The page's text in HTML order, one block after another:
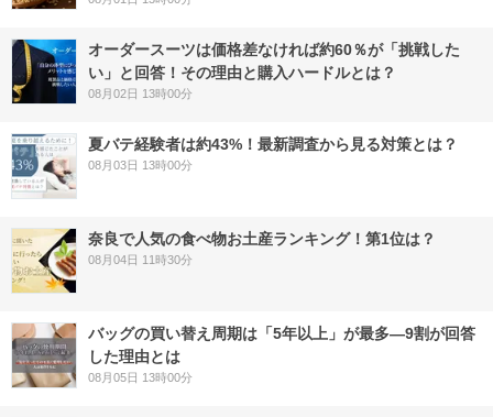
オーダースーツは価格差なければ約60％が「挑戦した
い」と回答！その理由と購入ハードルとは？
08月02日 13時00分
夏バテ経験者は約43%！最新調査から見る対策とは？
08月03日 13時00分
奈良で人気の食べ物お土産ランキング！第1位は？
08月04日 11時30分
バッグの買い替え周期は「5年以上」が最多―9割が回答
した理由とは
08月05日 13時00分